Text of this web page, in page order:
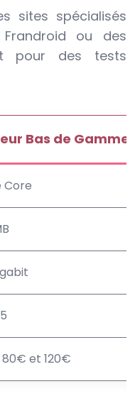
sites spécialisés
Frandroid ou des
pour des tests
Bas de
Core
et 120€